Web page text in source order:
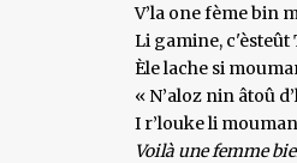
V’la one fème bin
Li gamine, c'èsteût
Èle lache si
« N’aloz nin âtoû
I r’louke li
Voilà une femme